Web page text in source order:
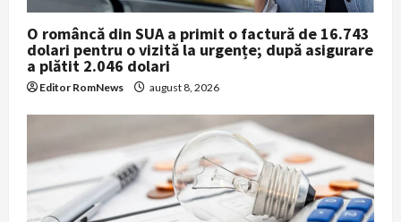
O româncă din SUA a primit o factură de 16.743
dolari pentru o vizită la urgențe; după asigurare
a plătit 2.046 dolari
Editor RomNews august 8, 2026